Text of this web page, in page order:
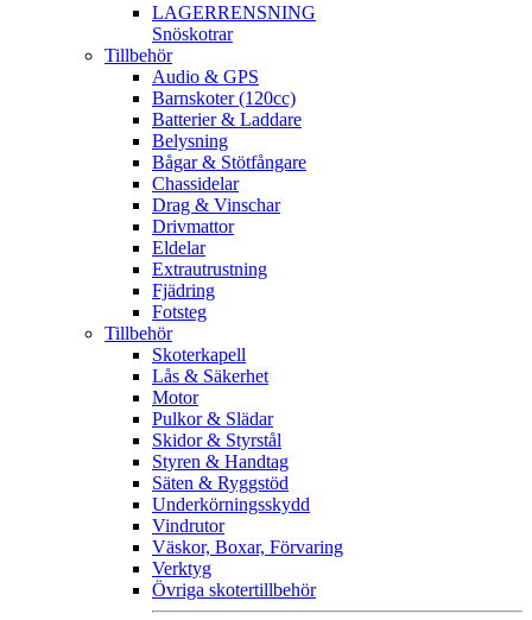
LAGERRENSNING
Snöskotrar
Tillbehör
Audio & GPS
Barnskoter (120cc)
Batterier & Laddare
Belysning
Bågar & Stötfångare
Chassidelar
Drag & Vinschar
Drivmattor
Eldelar
Extrautrustning
Fjädring
Fotsteg
Tillbehör
Skoterkapell
Lås & Säkerhet
Motor
Pulkor & Slädar
Skidor & Styrstål
Styren & Handtag
Säten & Ryggstöd
Underkörningsskydd
Vindrutor
Väskor, Boxar, Förvaring
Verktyg
Övriga skotertillbehör